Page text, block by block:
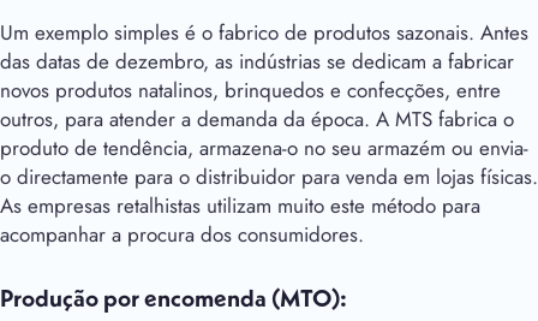
Um exemplo simples é o fabrico de produtos sazonais. Antes
das datas de dezembro, as indústrias se dedicam a fabricar
novos produtos natalinos, brinquedos e confecções, entre
outros, para atender a demanda da época. A MTS fabrica o
produto de tendência, armazena-o no seu armazém ou envia-
o directamente para o distribuidor para venda em lojas físicas.
As empresas retalhistas utilizam muito este método para
acompanhar a procura dos consumidores.
Produção por encomenda (MTO):